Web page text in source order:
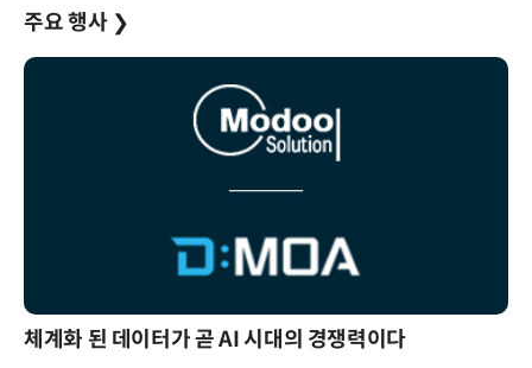
주요 행사 ❯
체계화 된 데이터가 곧 AI 시대의 경쟁력이다